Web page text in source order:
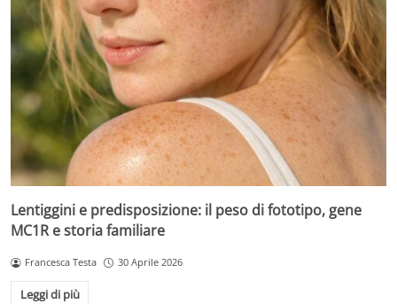
Lentiggini e predisposizione: il peso di fototipo, gene
MC1R e storia familiare
Francesca Testa 30 Aprile 2026
Leggi di più